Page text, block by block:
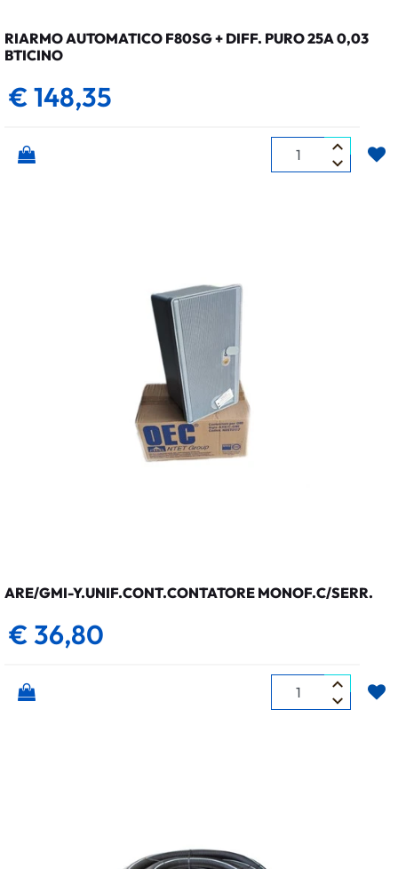
RIARMO AUTOMATICO F80SG + DIFF. PURO 25A 0,03
BTICINO
€ 148,35
Quantità
ARE/GMI-Y.UNIF.CONT.CONTATORE MONOF.C/SERR.
€ 36,80
Quantità